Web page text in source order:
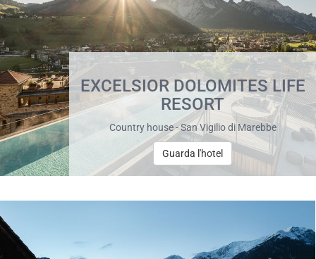
EXCELSIOR DOLOMITES LIFE
RESORT
Country house - San Vigilio di Marebbe
Guarda l'hotel